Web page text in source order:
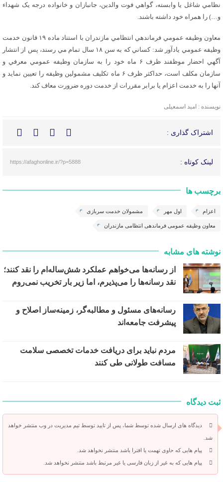
نظامي شاغل يا وابسته، گواهي فوت والدين، جانبازان و خانواده درجه يک شهداء
و…) را همراه خود داشته باشند.
معاون وظيفه عمومي فرماندهي انتظامي مازندران با استناد ماده ۱۹ قانون خدمت
وظيفه عمومي يادآور شد: کساني که به سن ۱۸ سال تمام مي رسند، پس از انتشار
آگهي احضار موظفند ظرف ۶ ماه خود را به سازمان وظيفه عمومي معرفي و
سازمان مکلف است، حداکثر ظرف ۶ ماه تکليف مشمولين وظيفه را تعيين نمايد و
آنها را به خدمت اعزام يا برابر مقررات از خدمت دوره ضرورت معاف کند.
نویسنده : امید اسمعیلی
اشتراک گذاری :
لینک کوتاه : https://afaghonline.ir/?p=5888
برچسب ها
اعزام اول مهر مشمولان خدمت سربازی
معاون وظیفه عمومی فرماندهی انتظامی مازندران
نوشته های مشابه
از رسانه‌ها می‌خواهم عملکرد شش‌ساله‌ام را نقد کنند؛
نقد رسانه‌ها را می‌پذیرم، اما زیر بار تخریب نمی‌روم
رسانه‌های مسئول و مطالبه‌گر، زمینه‌ساز اصلاح و
پیشرفت جامعه‌اند
مردم نباید برای دریافت خدمات تخصصی سلامت
مسافت طولانی طی کنند
ثبت دیدگاه
دیدگاه های ارسال شده توسط شما، پس از تایید توسط تیم مدیریت در وب منتشر خواهد
شد.
پیام هایی که حاوی تهمت یا افترا باشد منتشر نخواهد شد.
پیام هایی که به غیر از زبان فارسی یا غیر مرتبط باشد منتشر نخواهد شد.